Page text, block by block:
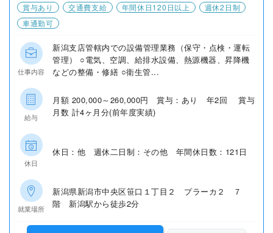
賞与あり
交通費支給 年間休日120日以上
週休2日制
車通勤可
仕事内容
新潟支店管轄内での設備管理業務（保守・点検・運転
管理） ○電気、空調、給排水設備、熱源機器、昇降機
などの整備・修繕 ○衛生管...
給与
月額 200,000～260,000円 賞与：あり 年2回 賞与
月数 計4ヶ月分(前年度実績)
休日
休日：他 週休二日制：その他 年間休日数：121日
就業場所
新潟県新潟市中央区笹口１丁目２ プラーカ２ ７
階 新潟駅から徒歩2分